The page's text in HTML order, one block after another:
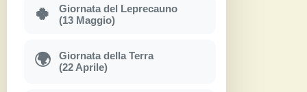
🍀
Giornata del Leprecauno
(13 Maggio)
🌍
Giornata della Terra
(22 Aprile)